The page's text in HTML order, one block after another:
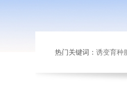
热门关键词： 诱变育种